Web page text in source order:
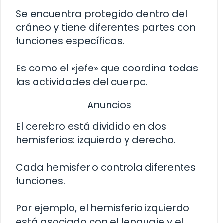
Se encuentra protegido dentro del
cráneo y tiene diferentes partes con
funciones específicas.
Es como el «jefe» que coordina todas
las actividades del cuerpo.
Anuncios
El cerebro está dividido en dos
hemisferios: izquierdo y derecho.
Cada hemisferio controla diferentes
funciones.
Por ejemplo, el hemisferio izquierdo